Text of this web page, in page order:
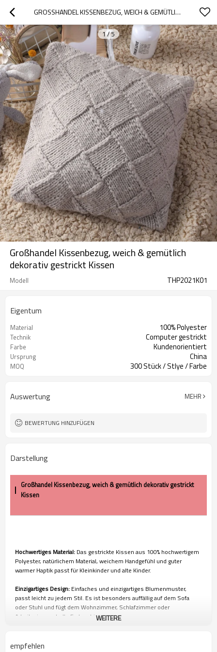
GROSSHANDEL KISSENBEZUG, WEICH & GEMÜTLICH DEKORATIV GESTRICKT KISSEN
1/5
Großhandel Kissenbezug, weich & gemütlich
dekorativ gestrickt Kissen
Modell THP2021K01
Eigentum
Material 100% Polyester
Technik Computer gestrickt
Farbe Kundenorientiert
Ursprung China
MOQ 300 Stück / Stlye / Farbe
Auswertung MEHR
BEWERTUNG HINZUFÜGEN
Darstellung
Großhandel Kissenbezug, weich & gemütlich dekorativ gestrickt
Kissen
Hochwertiges Material: Das gestrickte Kissen aus 100% hochwertigem
Polyester, natürlichem Material, weichem Handgefühl und guter
warmer Haptik passt für Kleinkinder und alte Kinder.
Einzigartiges Design: Einfaches und einzigartiges Blumenmuster,
passt leicht zu jedem Stil. Es ist besonders auffällig auf dem Sofa
oder Stuhl und fügt dem Wohnzimmer, Schlafzimmer oder
Arbeitszimmer helle Farben hinzu.
nicht bügeln, flach trocknen. Mit jedem Waschen und Trocknen werden
WEITERE
empfehlen